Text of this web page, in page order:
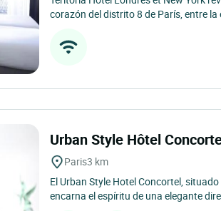
corazón del distrito 8 de París, entre la
Urban Style Hôtel
Paris3 km
El Urban Style Hotel Concortel,
encarna el espíritu de una elegante